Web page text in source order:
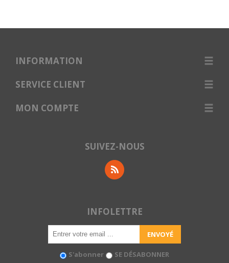
INFORMATION
SERVICE CLIENT
MON COMPTE
SUIVEZ-NOUS
INFOLETTRE
S'abonner SE DÉSABONNER